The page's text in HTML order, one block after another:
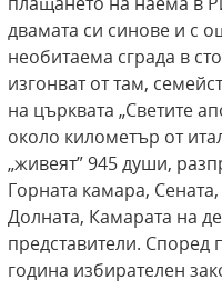
двамата си синове и с
необитаема сграда в
изгонват от там,
на църквата „Светите
около километър от
„живеят” 945 души,
Горната камара,
Долната, Камарата на
представители. Според
година избирателен